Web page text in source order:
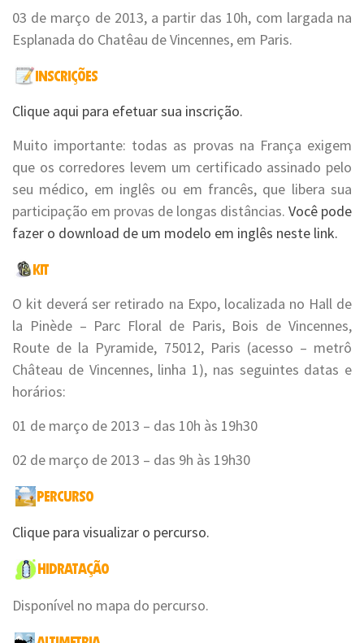
03 de março de 2013, a partir das 10h, com largada na
Esplanada do Chatêau de Vincennes, em Paris.
Clique aqui para efetuar sua inscrição.
Muito importante: todas as provas na França exigem
que os corredores levem um certificado assinado pelo
seu médico, em inglês ou em francês, que libera sua
participação em provas de longas distâncias. Você pode
fazer o download de um modelo em inglês neste link.
O kit deverá ser retirado na Expo, localizada no Hall de
la Pinède – Parc Floral de Paris, Bois de Vincennes,
Route de la Pyramide, 75012, Paris (acesso – metrô
Château de Vincennes, linha 1), nas seguintes datas e
horários:
01 de março de 2013 – das 10h às 19h30
02 de março de 2013 – das 9h às 19h30
Clique para visualizar o percurso.
Disponível no mapa do percurso.